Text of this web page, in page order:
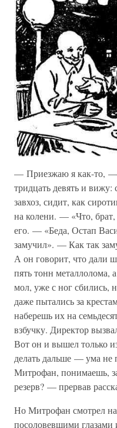
— Приезжаю я как-то,
тридцать девять и
завхоз, сидит, как
на колени. — «Что,
его. — «Беда, Остап
замучил». — Как так
А он говорит, что дали
пять тонн металлолома,
мол, уже с ног сбились,
даже пытались за
наберешь их на
взбучку. Директор
Вот он и вышел только
делать дальше — ума не
Митрофан, понимаешь,
резерв? — прервав
Но Митрофан смотрел
посоловевшими глазами